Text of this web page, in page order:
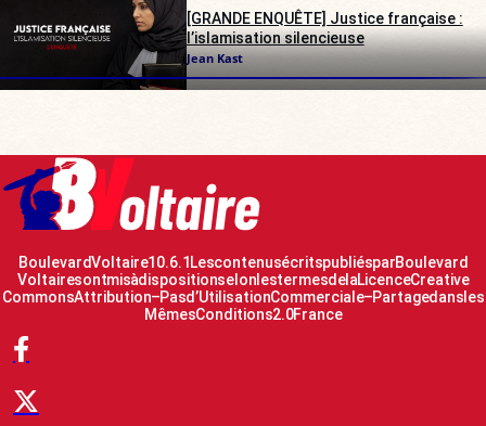
[GRANDE ENQUÊTE] Justice française :
l’islamisation silencieuse
Jean Kast
Boulevard Voltaire 10.6.1 Les contenus écrits publiés par Boulevard
Voltaire sont mis à disposition selon les termes de la Licence Creative
Commons Attribution – Pas d’Utilisation Commerciale – Partage dans les
Mêmes Conditions 2.0 France